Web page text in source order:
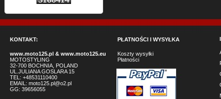
KONTAKT:
www.moto125.pl & www.moto125.eu
MOTOSTYLING
32-700 BOCHNIA, POLAND
UL.JULIANA GOSLARA 15
TEL: +48531110400
EMAIL: moto125.pl@o2.pl
GG: 39656055
PŁATNOŚCI I WYSYŁKA
Koszty wysyłki
Płatności